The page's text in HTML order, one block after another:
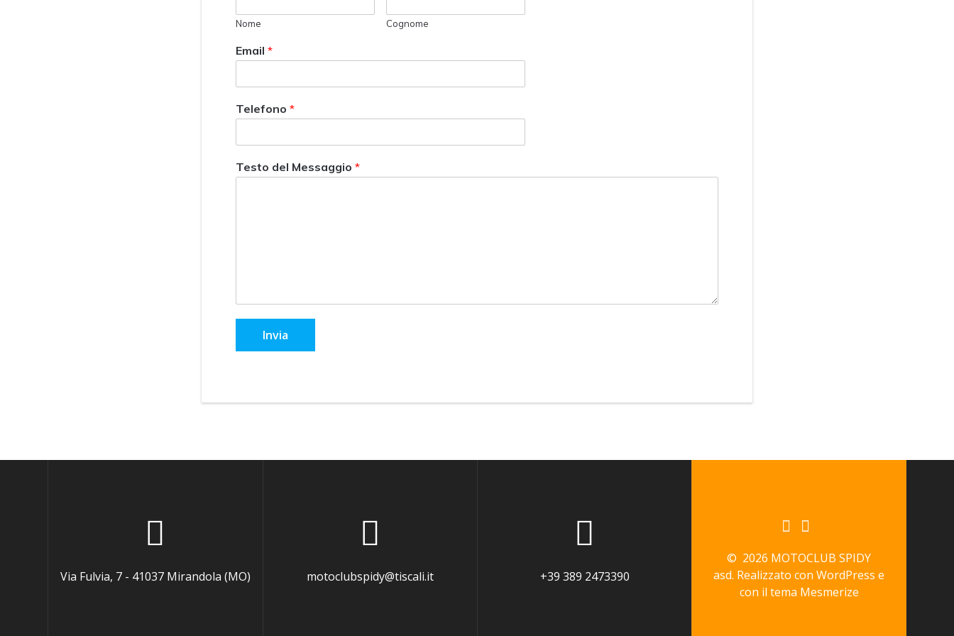
Nome Cognome
Email *
Telefono *
Testo del Messaggio *
Invia
Via Fulvia, 7 - 41037 Mirandola (MO) motoclubspidy@tiscali.it +39 389 2473390
© 2026 MOTOCLUB SPIDY
asd. Realizzato con WordPress e
con il tema Mesmerize